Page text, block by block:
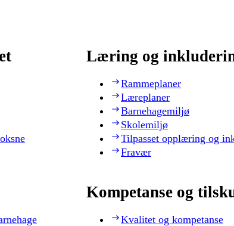
Læring og
Rammeplaner
Læreplaner
Barnehagemiljø
Skolemiljø
Tilpasset opplæring og
Fravær
Kompetanse og
Kvalitet og kompetanse